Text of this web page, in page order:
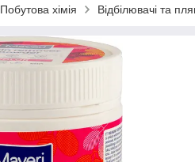
Побутова хімія Відбілювачі та